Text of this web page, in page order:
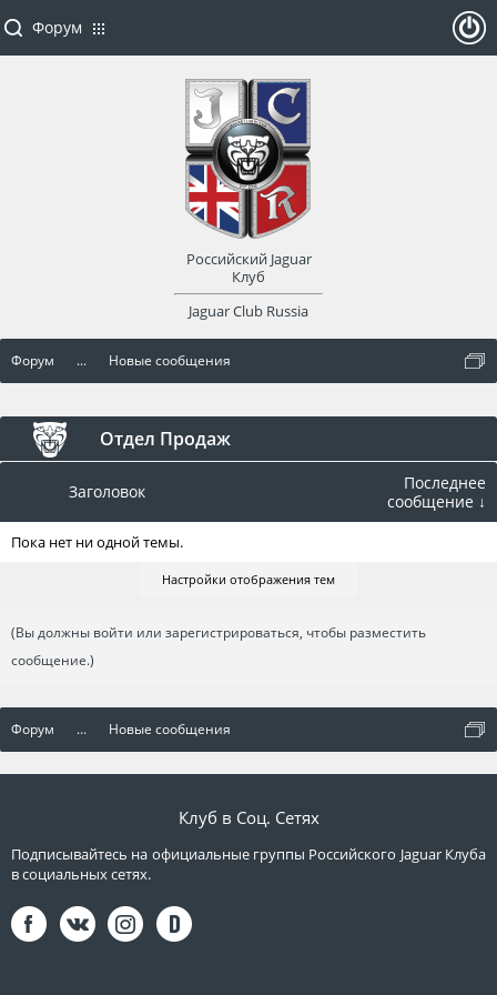
Форум ... Новые сообщения
Отдел Продаж
Заголовок
Последнее
сообщение ↓
Пока нет ни одной темы.
Настройки отображения тем
(Вы должны войти или зарегистрироваться, чтобы разместить
сообщение.)
Форум ... Новые сообщения
Форум
Российский Jaguar
Клуб
Jaguar Club Russia
оват
Клуб в Соц. Сетях
Подписывайтесь на официальные группы Российского Jaguar Клуба
в социальных сетях.